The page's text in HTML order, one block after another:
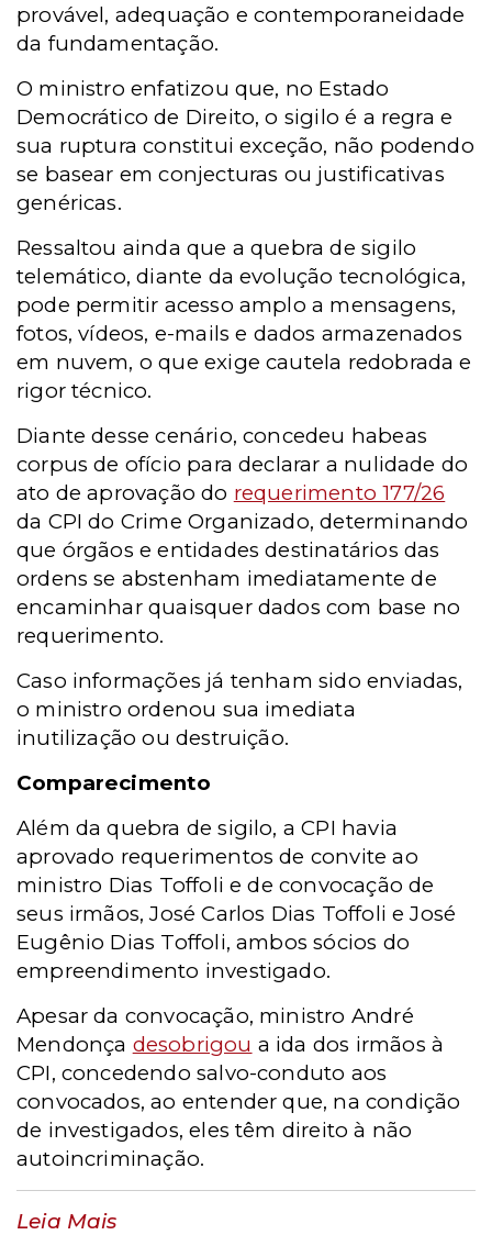
provável, adequação e contemporaneidade
da fundamentação.
O ministro enfatizou que, no Estado
Democrático de Direito, o sigilo é a regra e
sua ruptura constitui exceção, não podendo
se basear em conjecturas ou justificativas
genéricas.
Ressaltou ainda que a quebra de sigilo
telemático, diante da evolução tecnológica,
pode permitir acesso amplo a mensagens,
fotos, vídeos, e-mails e dados armazenados
em nuvem, o que exige cautela redobrada e
rigor técnico.
Diante desse cenário, concedeu habeas
corpus de ofício para declarar a nulidade do
ato de aprovação do requerimento 177/26
da CPI do Crime Organizado, determinando
que órgãos e entidades destinatários das
ordens se abstenham imediatamente de
encaminhar quaisquer dados com base no
requerimento.
Caso informações já tenham sido enviadas,
o ministro ordenou sua imediata
inutilização ou destruição.
Comparecimento
Além da quebra de sigilo, a CPI havia
aprovado requerimentos de convite ao
ministro Dias Toffoli e de convocação de
seus irmãos, José Carlos Dias Toffoli e José
Eugênio Dias Toffoli, ambos sócios do
empreendimento investigado.
Apesar da convocação, ministro André
Mendonça desobrigou a ida dos irmãos à
CPI, concedendo salvo-conduto aos
convocados, ao entender que, na condição
de investigados, eles têm direito à não
autoincriminação.
Leia Mais